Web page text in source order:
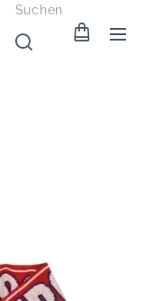
Suchen